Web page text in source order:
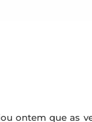
ontem que as